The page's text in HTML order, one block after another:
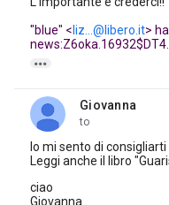
"blue" < liz...@libero.it>

Giovanna
unread,
to
Io mi sento di consigliarti
Leggi anche il libro
ciao
Giovanna